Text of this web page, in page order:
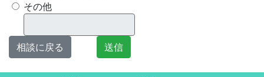
その他
相談に戻る 送信